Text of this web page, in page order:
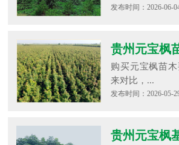
发布时间：2026-06-
贵州元宝枫
购买元宝枫苗
来对比，...
发布时间：2026-05-
贵州元宝枫